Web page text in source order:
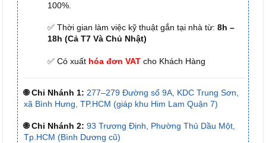
100%.
✅ Thời gian làm việc kỹ thuật gắn tại nhà từ: 8h –
18h (Cả T7 Và Chủ Nhật)
✅ Có xuất hóa đơn VAT cho Khách Hàng
🌐 Chi Nhánh 1: 277–279 Đường số 9A, KDC Trung Sơn,
xã Bình Hưng, TP.HCM (giáp khu Him Lam Quận 7)
🌐 Chi Nhánh 2: 93 Trương Định, Phường Thủ Dầu Một,
Tp.HCM (Bình Dương cũ)